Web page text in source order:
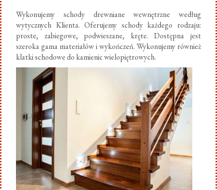
Wykonujemy schody drewniane wewnętrzne według
wytycznych Klienta. Oferujemy schody każdego rodzaju:
proste, zabiegowe, podwieszane, kręte. Dostępna jest
szeroka gama materiałów i wykończeń. Wykonujemy również
klatki schodowe do kamienic wielopiętrowych.